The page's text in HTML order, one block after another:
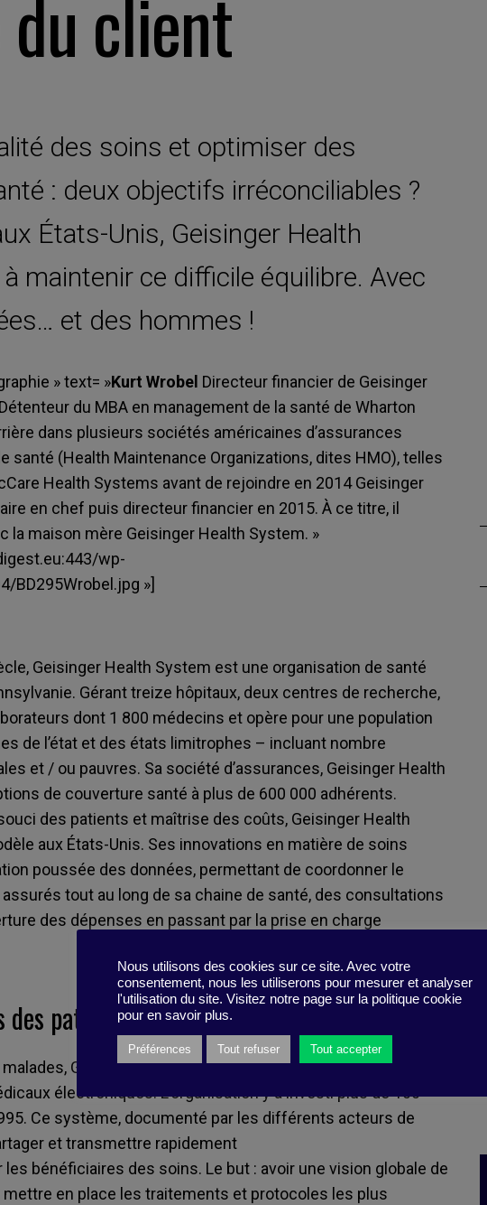
client
des soins et optimiser des
: deux objectifs irréconciliables ?
États-Unis, Geisinger Health
maintenir ce difficile équilibre. Avec
et des hommes !
» text= »Kurt Wrobel Directeur financier de Geisinger
du MBA en management de la santé de Wharton
dans plusieurs sociétés américaines d’assurances
santé (Health Maintenance Organizations, dites HMO), telles
Health Systems avant de rejoindre en 2014 Geisinger
en chef puis directeur financier en 2015. À ce titre, il
la maison mère Geisinger Health System. »
wp-
BD295Wrobel.jpg »]
Geisinger Health System est une organisation de santé
Gérant treize hôpitaux, deux centres de recherche,
dont 1 800 médecins et opère pour une population
de l’état et des états limitrophes – incluant nombre
et / ou pauvres. Sa société d’assurances, Geisinger Health
de couverture santé à plus de 600 000 adhérents.
des patients et maîtrise des coûts, Geisinger Health
aux États-Unis. Ses innovations en matière de soins
poussée des données, permettant de coordonner le
tout au long de sa chaine de santé, des consultations
des dépenses en passant par la prise en charge
des patients
Geisinger a été précurseur dans la mise en place d’un
électroniques. L’organisation y a investi plus de 100
Ce système, documenté par les différents acteurs de
et transmettre rapidement
bénéficiaires des soins. Le but : avoir une vision globale de
mettre en place les traitements et protocoles les plus
Nous utilisons des cookies sur ce site. Avec votre
consentement, nous les utiliserons pour mesurer et analyser
l'utilisation du site. Visitez notre page sur la politique cookie
pour en savoir plus.
Préférences Tout refuser Tout accepter